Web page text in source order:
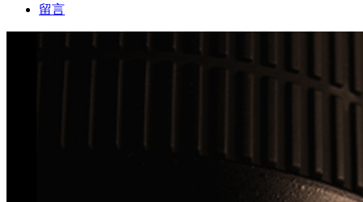
留言